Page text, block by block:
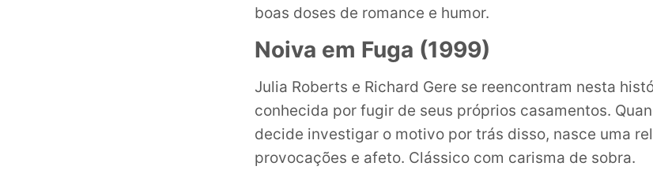
boas doses de romance e humor.
Noiva em Fuga (1999)
Julia Roberts e Richard Gere se reencontram nesta
conhecida por fugir de seus próprios casamentos.
decide investigar o motivo por trás disso, nasce uma
provocações e afeto. Clássico com carisma de sobra.